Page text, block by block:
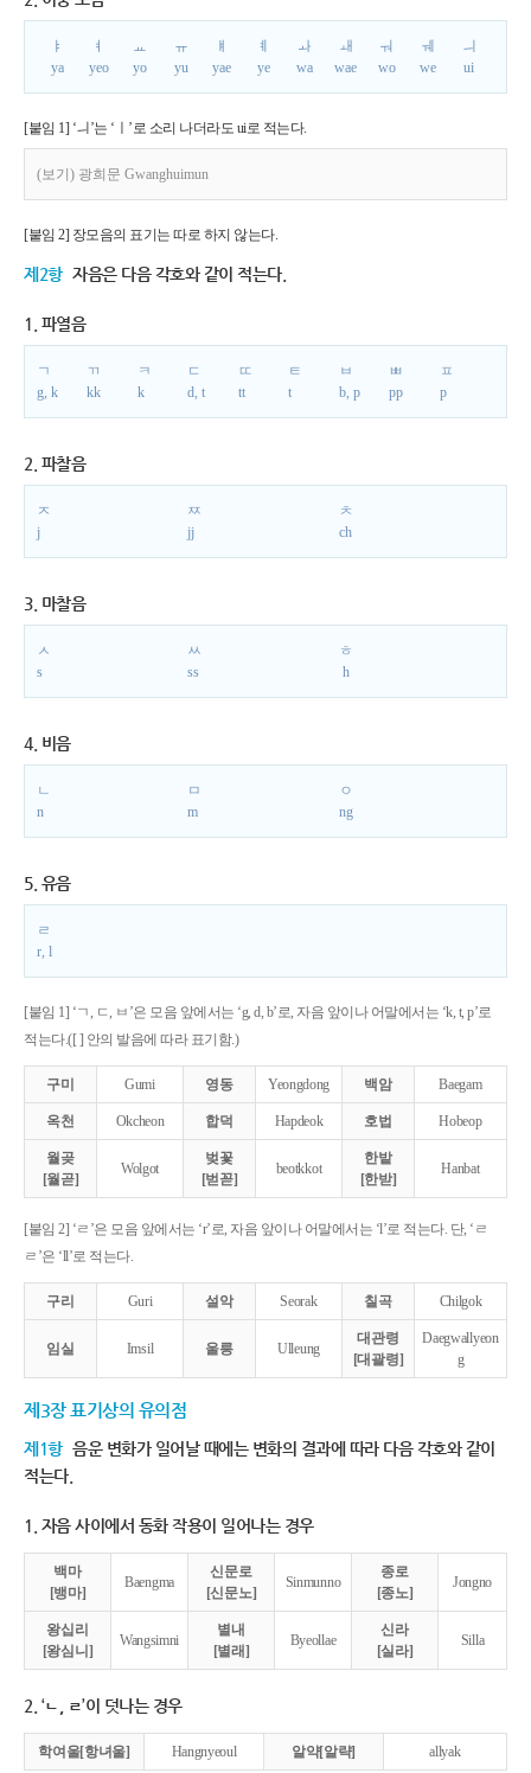
ㅑ
ya
ㅕ
yeo
ㅛ
yo
ㅠ
yu
ㅒ
yae
ㅖ
ye
ㅘ
wa
ㅙ
wae
ㅝ
wo
ㅞ
we
ㅢ
ui
[붙임 1] ‘ㅢ’는 ‘ㅣ’로 소리 나더라도 ui로 적는다.
(보기) 광희문 Gwanghuimun
[붙임 2] 장모음의 표기는 따로 하지 않는다.
제2항 자음은 다음 각호와 같이 적는다.
1. 파열음
ㄱ
g, k
ㄲ
kk
ㅋ
k
ㄷ
d, t
ㄸ
tt
ㅌ
t
ㅂ
b, p
ㅃ
pp
ㅍ
p
2. 파찰음
ㅈ
j
ㅉ
jj
ㅊ
ch
3. 마찰음
ㅅ
s
ㅆ
ss
ㅎ
h
4. 비음
ㄴ
n
ㅁ
m
ㅇ
ng
5. 유음
ㄹ
r, l
[붙임 1] ‘ㄱ, ㄷ, ㅂ’은 모음 앞에서는 ‘g, d, b’로, 자음 앞이나 어말에서는 ‘k, t, p’로
적는다.([ ] 안의 발음에 따라 표기함.)
구미 Gumi 영동 Yeongdong 백암 Baegam
옥천 Okcheon 합덕 Hapdeok 호법 Hobeop
월곶
[월곧]
Wolgot
벚꽃
[벋꼳]
beotkkot
한밭
[한받]
Hanbat
[붙임 2] ‘ㄹ’은 모음 앞에서는 ‘r’로, 자음 앞이나 어말에서는 ‘l’로 적는다. 단, ‘ㄹ
ㄹ’은 ‘ll’로 적는다.
구리 Guri 설악 Seorak 칠곡 Chilgok
임실 Imsil 울릉 Ulleung
대관령
[대괄령]
Daegwallyeon
g
제3장 표기상의 유의점
제1항 음운 변화가 일어날 때에는 변화의 결과에 따라 다음 각호와 같이
적는다.
1. 자음 사이에서 동화 작용이 일어나는 경우
백마
[뱅마]
Baengma
신문로
[신문노]
Sinmunno
종로
[종노]
Jongno
왕십리
[왕심니]
Wangsimni
별내
[별래]
Byeollae
신라
[실라]
Silla
2. ‘ㄴ, ㄹ’이 덧나는 경우
학여울[항녀울] Hangnyeoul 알약[알략] allyak